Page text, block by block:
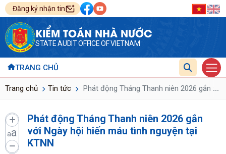
Đăng ký nhận tin
KIỂM TOÁN NHÀ NƯỚC
STATE AUDIT OFFICE OF VIETNAM
TRANG CHỦ
Trang chủ Tin tức Phát động Tháng Thanh niên 2026 gắn ...
aa
Phát động Tháng Thanh niên 2026 gắn
với Ngày hội hiến máu tình nguyện tại
KTNN